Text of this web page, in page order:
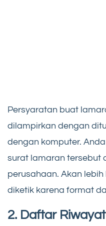
Persyaratan buat
dilampirkan dengan
dengan komputer.
surat lamaran tersebut
perusahaan. Akan
diketik karena format
2. Daftar